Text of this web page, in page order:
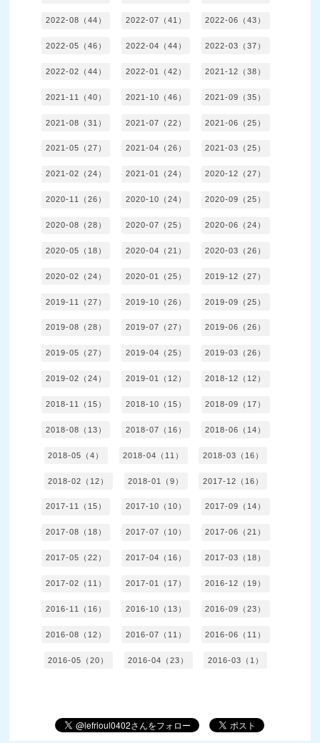
2022-08（44） 2022-07（41） 2022-06（43）
2022-05（46） 2022-04（44） 2022-03（37）
2022-02（44） 2022-01（42） 2021-12（38）
2021-11（40） 2021-10（46） 2021-09（35）
2021-08（31） 2021-07（22） 2021-06（25）
2021-05（27） 2021-04（26） 2021-03（25）
2021-02（24） 2021-01（24） 2020-12（27）
2020-11（26） 2020-10（24） 2020-09（25）
2020-08（28） 2020-07（25） 2020-06（24）
2020-05（18） 2020-04（21） 2020-03（26）
2020-02（24） 2020-01（25） 2019-12（27）
2019-11（27） 2019-10（26） 2019-09（25）
2019-08（28） 2019-07（27） 2019-06（26）
2019-05（27） 2019-04（25） 2019-03（26）
2019-02（24） 2019-01（12） 2018-12（12）
2018-11（15） 2018-10（15） 2018-09（17）
2018-08（13） 2018-07（16） 2018-06（14）
2018-05（4） 2018-04（11） 2018-03（16）
2018-02（12） 2018-01（9） 2017-12（16）
2017-11（15） 2017-10（10） 2017-09（14）
2017-08（18） 2017-07（10） 2017-06（21）
2017-05（22） 2017-04（16） 2017-03（18）
2017-02（11） 2017-01（17） 2016-12（19）
2016-11（16） 2016-10（13） 2016-09（23）
2016-08（12） 2016-07（11） 2016-06（11）
2016-05（20） 2016-04（23） 2016-03（1）